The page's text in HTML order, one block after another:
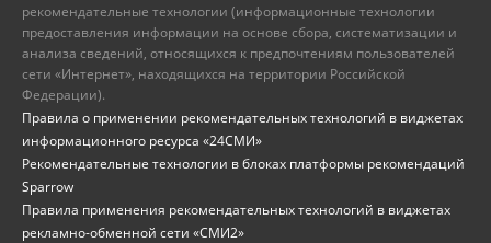
рекомендательные технологии (информационные технологии
предоставления информации на основе сбора, систематизации и
анализа сведений, относящихся к предпочтениям пользователей
сети «Интернет», находящихся на территории Российской
Федерации).
Правила о применении рекомендательных технологий в виджетах
информационного ресурса «24СМИ»
Рекомендательные технологии в блоках платформы рекомендаций
Sparrow
Правила применения рекомендательных технологий в виджетах
рекламно-обменной сети «СМИ2»